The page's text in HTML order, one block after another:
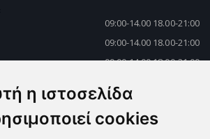
η ιστοσελίδα
cookies
09:00-14.00 18.00-21:00
09:00-14.00 18.00-21:00
09:00-14.00 18.00-21:00
09:00-14.00 18.00-21:00
09:00-14.00 18.00-21:00